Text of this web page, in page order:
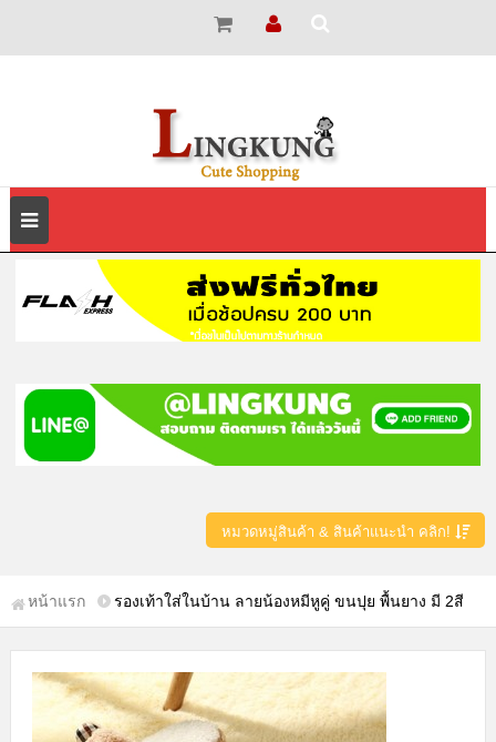
หมวดหมู่สินค้า & สินค้าแนะนำ คลิก!
หน้าแรก รองเท้าใส่ในบ้าน ลายน้องหมีหูคู่ ขนปุย พื้นยาง มี 2สี